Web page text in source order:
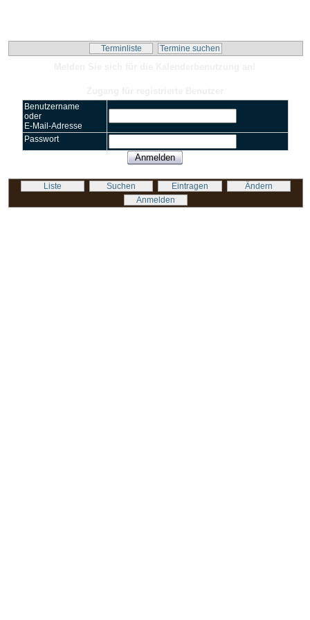
Terminliste Termine suchen
Benutzername
oder
E-Mail-Adresse
Passwort
Liste Suchen Eintragen
Ändern
Anmelden